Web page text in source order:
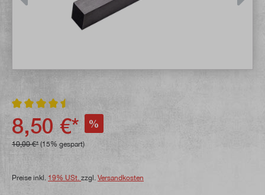
Durchschnittliche Bewertung von 4.6 von 5 Sternen
8,50 €* %
10,00 €* (15% gespart)
Preise inkl. 19% USt. zzgl. Versandkosten